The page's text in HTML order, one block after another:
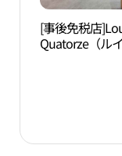
[事後免税店
Quatorze（ル
店ミア（弥阿
까또즈 핸드백